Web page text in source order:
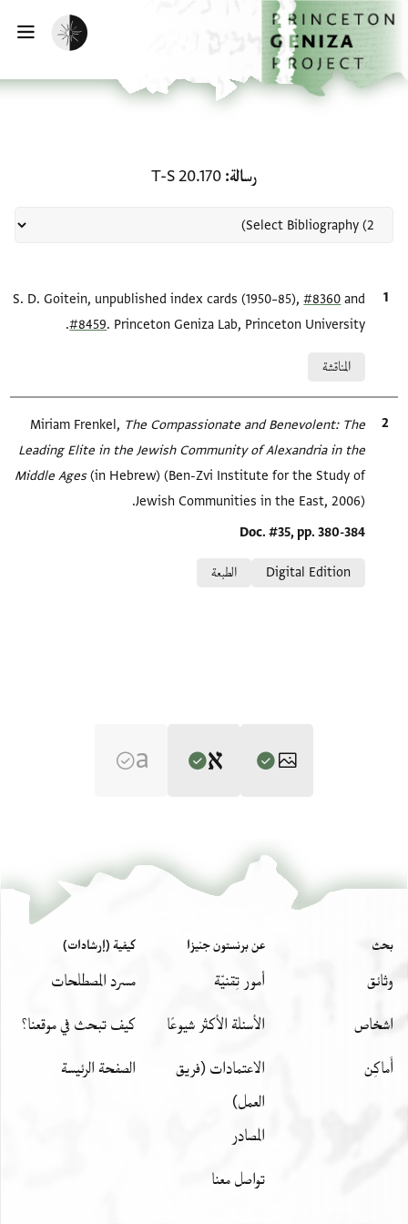
إلى المحتوى الرئيسي
الرئيسية
تفعيل الوضع المظلم
رسالة T-S 20.170
الاقتباس المرجعيS. D. Goitein, unpublished index cards (1950–85),#8360 and
#8459 . Princeton Geniza Lab, Princeton University.
المناقشة
الاقتباس المرجعي Miriam Frenkel,The Compassionate and Benevolent: The
Leading Elite in the Jewish Community of Alexandria in the
Middle Ages‎(in Hebrew) (Ben-Zvi Institute for the Study of
Jewish Communities in the East, 2006).
Location in source
Doc. #35, pp. 380-384
Digital Edition
الطبعة
The Compassionate and Benevolent: The Leading
Elite in the Jewish Community of Alexandria in the Middle Ages‎
(in Hebrew) (Ben-Zvi Institute for the Study of Jewish
מע אלדיאן קאל אעזם בנא פי דל[ך
אן כאן לה חאגה יגי עלי דמאגה [
וזראה בן עון אנה ואבן גמאהר ו . [
עליה באימאן עטימה אן צאלחתה [
ארי מתלה קט וגרי לה יום אלסבת [
T-S 20.170 1r تكبير و تدوير
بحث
وثائق
اشخاص
أَماكِن
عن برنستون جنيزا
أمور تِقنيّة
الأسئلة الأكثر شيوعًا
الاعتمادات (فريق
العمل)
المصادر
تواصل معنا
كيفية (إرشادات)
مسرد المصطلحات
كيف تبحث في موقعنا؟
الصفحة الرئيسة